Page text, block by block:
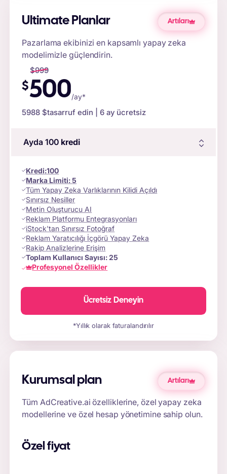
Ultimate Planlar Artıları
Pazarlama ekibinizi en kapsamlı yapay zeka
modelimizle güçlendirin.
$999
$500/ay*
5988 $tasarruf edin | 6 ay ücretsiz
Ayda 100 kredi
Kredi:100
Marka Limiti:5
Tüm Yapay Zeka Varlıklarının Kilidi Açıldı
Sınırsız Nesiller
Metin Oluşturucu AI
Reklam Platformu Entegrasyonları
iStock'tan Sınırsız Fotoğraf
Reklam Yaratıcılığı İçgörü Yapay Zeka
Rakip Analizlerine Erişim
Toplam Kullanıcı Sayısı:25
Profesyonel Özellikler
Ücretsiz Deneyin
*Yıllık olarak faturalandırılır
Kurumsal plan Artıları
Tüm AdCreative.ai özelliklerine, özel yapay zeka
modellerine ve özel hesap yönetimine sahip olun.
Özel fiyat